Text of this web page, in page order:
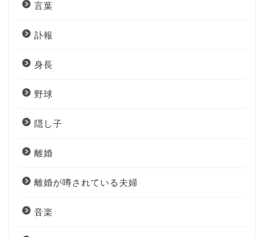
言葉
訃報
身長
野球
隠し子
離婚
離婚が噂されている夫婦
音楽